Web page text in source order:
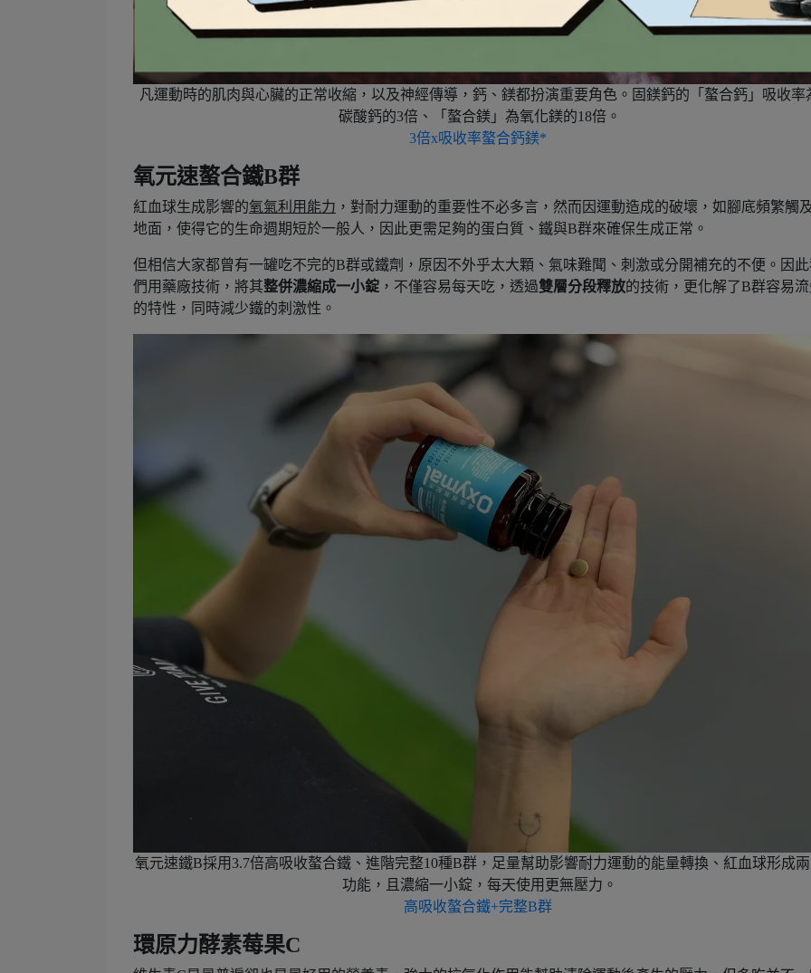
凡運動時的肌肉與心臟的正常收縮，以及神經傳導，鈣、鎂都扮演重要角色。固鎂鈣的「螯合鈣」吸收率
碳酸鈣的3倍、「螯合鎂」為氧化鎂的18倍。
3倍x吸收率螯合鈣鎂*
氧元速螯合鐵B群
紅血球生成影響的氧氣利用能力 ，對耐力運動的重要性不必多言，然而因運動造成的破壞，如腳底頻繁觸
地面，使得它的生命週期短於一般人，因此更需足夠的蛋白質、鐵與B群來確保生成正常。
但相信大家都曾有一罐吃不完的B群或鐵劑，原因不外乎太大顆、氣味難聞、刺激或分開補充的不便。因
們用藥廠技術，將其整併濃縮成一小錠 ，不僅容易每天吃，透過雙層分段釋放的技術，更化解了B群容易
的特性，同時減少鐵的刺激性。
氧元速鐵B採用3.7倍高吸收螯合鐵、進階完整10種B群，足量幫助影響耐力運動的能量轉換、紅血球形成
功能，且濃縮一小錠，每天使用更無壓力。
高吸收螯合鐵+完整B群
環原力酵素莓果C